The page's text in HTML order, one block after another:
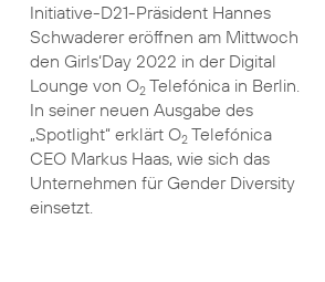
Initiative-D21-Präsident Hannes
Schwaderer eröffnen am Mittwoch
den Girls‘Day 2022 in der Digital
Lounge von O2Telefónica in Berlin.
In seiner neuen Ausgabe des
„Spotlight“ erklärt O2Telefónica
CEO Markus Haas, wie sich das
Unternehmen für Gender Diversity
einsetzt.